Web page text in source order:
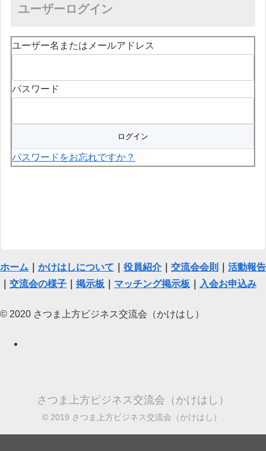
ユーザーログイン
ユーザー名またはメールアドレス
パスワード
パスワードをお忘れですか？
ホーム かけはしについて 役員紹介｜ 交流会会則
活動報告
交流会の様子 掲示板 マッチング掲示板 入会お申込み
© 2020 さつま上方ビジネス交流会（かけはし）
さつま上方ビジネス交流会（かけはし）
© 2019 さつま上方ビジネス交流会（かけはし）.